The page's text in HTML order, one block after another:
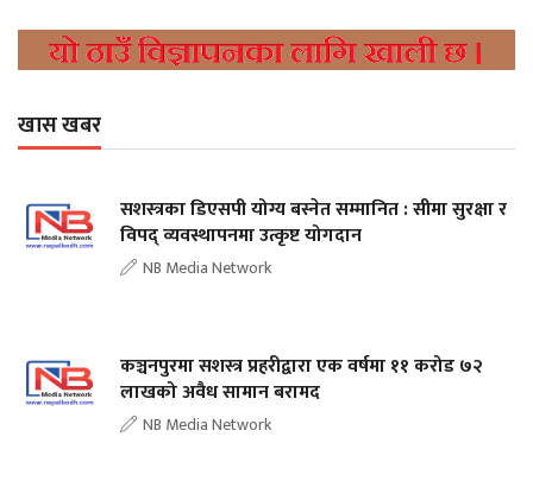
खास खबर
सशस्त्रका डिएसपी योग्य बस्नेत सम्मानित : सीमा सुरक्षा र
विपद् व्यवस्थापनमा उत्कृष्ट योगदान
NB Media Network
कञ्चनपुरमा सशस्त्र प्रहरीद्वारा एक वर्षमा ११ करोड ७२
लाखको अवैध सामान बरामद
NB Media Network